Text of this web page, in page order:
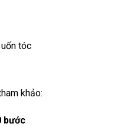
tóc
khảo:
bước